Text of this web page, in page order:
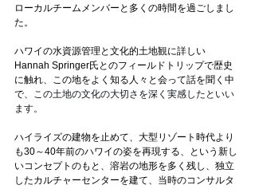
ローカルチームメンバーと多くの時間を過ごしまし
た。
ハワイの水資源管理と文化的土地観に詳しい
Hannah Springer氏とのフィールドトリップで歴史
に触れ、この地をよく知る人々と会って話を聞く中
で、
この土地の文化の大切さを深く実感したといい
ます。
ハイライズの建物を止めて、大型リゾート時代より
も30～40年前のハワイの姿を再現する、という新し
いコンセプトのもと、溶岩の地形を多く残し、独立
したカルチャーセンターを建て、当時のコンサルタ